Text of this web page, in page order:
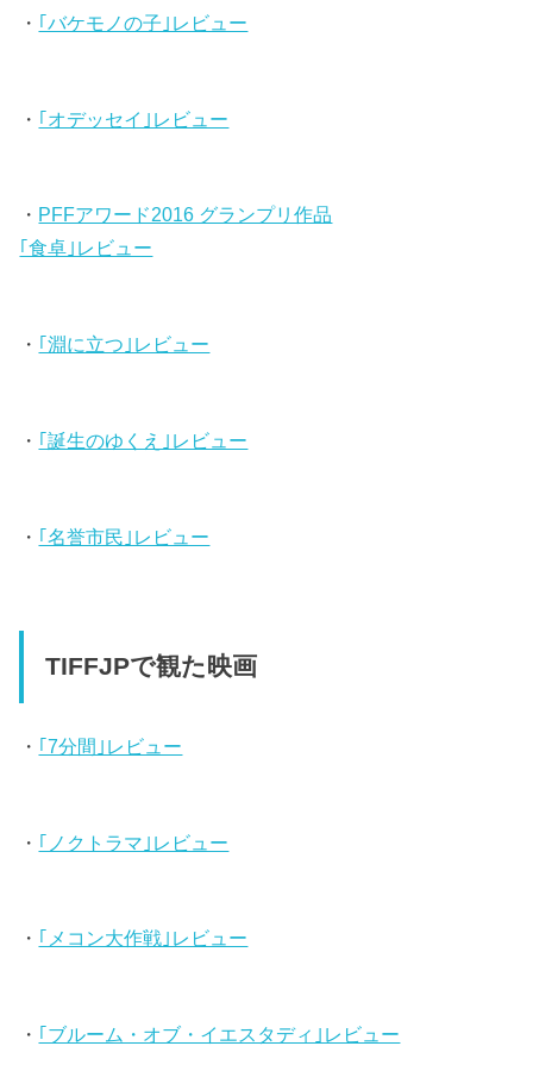
・ ｢バケモノの子｣レビュー
・ ｢オデッセイ｣レビュー
・ PFFアワード2016 グランプリ作品
｢食卓｣レビュー
・ ｢淵に立つ｣レビュー
・ ｢誕生のゆくえ｣レビュー
・ ｢名誉市民｣レビュー
TIFFJPで観た映画
・ ｢7分間｣レビュー
・ ｢ノクトラマ｣レビュー
・ ｢メコン大作戦｣レビュー
・ ｢ブルーム・オブ・イエスタディ｣レビュー